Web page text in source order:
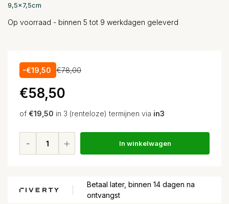
9,5x7,5cm
Op voorraad - binnen 5 tot 9 werkdagen geleverd
-€19,50 €78,00
€58,50
of €19,50 in 3 (renteloze) termijnen via in3
In winkelwagen
Betaal later, binnen 14 dagen na
ontvangst